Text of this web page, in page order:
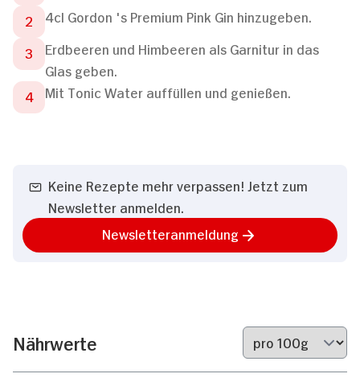
4cl Gordon 's Premium Pink Gin hinzugeben.
Erdbeeren und Himbeeren als Garnitur in das
Glas geben.
Mit Tonic Water auffüllen und genießen.
Keine Rezepte mehr verpassen! Jetzt zum
Newsletter anmelden.
Newsletteranmeldung
Nährwerte